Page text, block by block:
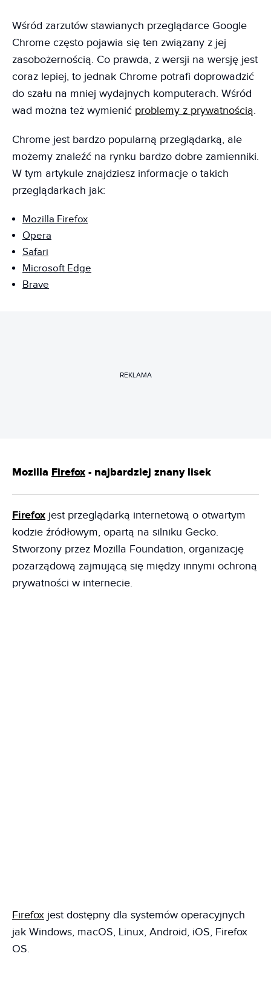
Wśród zarzutów stawianych przeglądarce Google
Chrome często pojawia się ten związany z jej
zasobożernością. Co prawda, z wersji na wersję jest
coraz lepiej, to jednak Chrome potrafi doprowadzić
do szału na mniej wydajnych komputerach. Wśród
wad można też wymienić problemy z prywatnością.
Chrome jest bardzo popularną przeglądarką, ale
możemy znaleźć na rynku bardzo dobre zamienniki.
W tym artykule znajdziesz informacje o takich
przeglądarkach jak:
Mozilla Firefox
Opera
Safari
Microsoft Edge
Brave
REKLAMA
Mozilla Firefox - najbardziej znany lisek
Firefox jest przeglądarką internetową o otwartym
kodzie źródłowym, opartą na silniku Gecko.
Stworzony przez Mozilla Foundation, organizację
pozarządową zajmującą się między innymi ochroną
prywatności w internecie.
Firefox jest dostępny dla systemów operacyjnych
jak Windows, macOS, Linux, Android, iOS, Firefox
OS.